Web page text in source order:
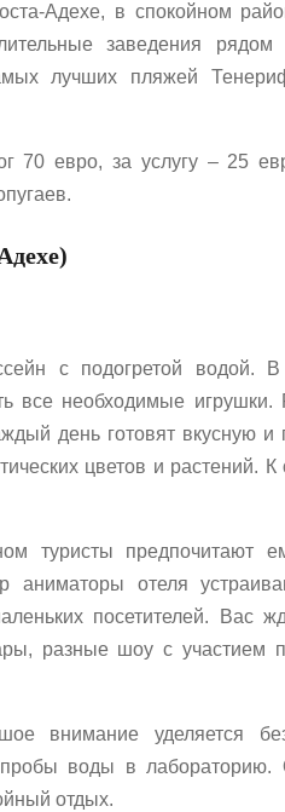
Адехе, в спокойном
заведения
лучших пляжей
70 евро, за услугу – 25
с подогретой водой.
все необходимые игрушки.
день готовят вкусную и
цветов и растений. К
туристы предпочитают
аниматоры отеля
посетителей. Вас
разные шоу с участием
внимание уделяется
воды в лабораторию.
отдых.